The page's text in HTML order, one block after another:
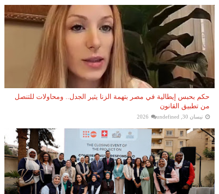
حكم بحبس إيطالية في مصر بتهمة الزنا يثير الجدل.. ومحاولات للتنصل
من تطبيق القانون
نيسان 30, 2026 undefined